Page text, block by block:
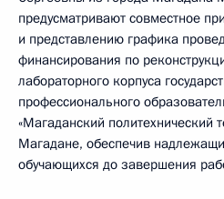
предусматривают совместное
и представлению графика
финансирования по
лабораторного корпуса
профессионального
«Магаданский политехнический
Магадане, обеспечив
обучающихся до завершения